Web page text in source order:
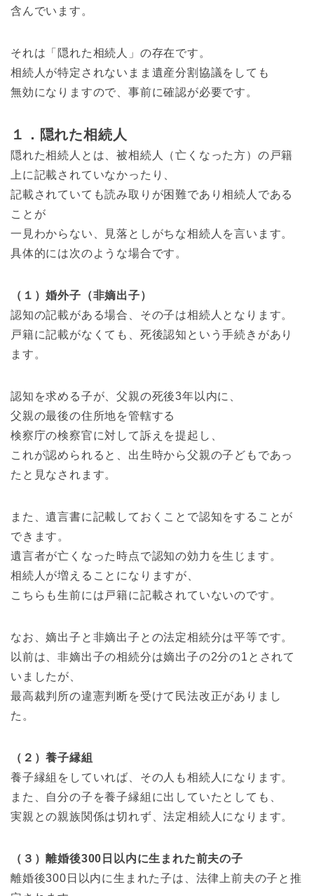
含んでいます。
それは「隠れた相続人」の存在です。
相続人が特定されないまま遺産分割協議をしても
無効になりますので、事前に確認が必要です。
１．隠れた相続人
隠れた相続人とは、被相続人（亡くなった方）の戸籍
上に記載されていなかったり、
記載されていても読み取りが困難であり相続人である
ことが
一見わからない、見落としがちな相続人を言います。
具体的には次のような場合です。
（１）婚外子（非嫡出子）
認知の記載がある場合、その子は相続人となります。
戸籍に記載がなくても、死後認知という手続きがあり
ます。
認知を求める子が、父親の死後3年以内に、
父親の最後の住所地を管轄する
検察庁の検察官に対して訴えを提起し、
これが認められると、出生時から父親の子どもであっ
たと見なされます。
また、遺言書に記載しておくことで認知をすることが
できます。
遺言者が亡くなった時点で認知の効力を生じます。
相続人が増えることになりますが、
こちらも生前には戸籍に記載されていないのです。
なお、嫡出子と非嫡出子との法定相続分は平等です。
以前は、非嫡出子の相続分は嫡出子の2分の1とされて
いましたが、
最高裁判所の違憲判断を受けて民法改正がありまし
た。
（２）養子縁組
養子縁組をしていれば、その人も相続人になります。
また、自分の子を養子縁組に出していたとしても、
実親との親族関係は切れず、法定相続人になります。
（３）離婚後300日以内に生まれた前夫の子
離婚後300日以内に生まれた子は、法律上前夫の子と推